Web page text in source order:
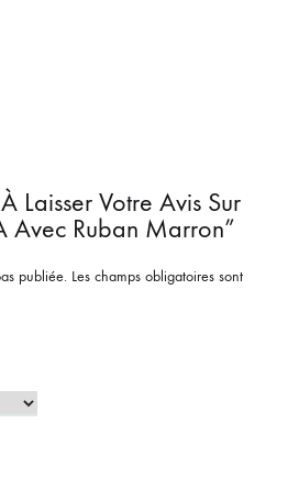
Laisser Votre Avis Sur
Avec Ruban Marron”
publiée. Les champs obligatoires sont